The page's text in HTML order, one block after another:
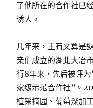
了他所在的合作社已
诱人。
几年来，王有文算是
亲们成立的湖北大冶
行8年来，先后被评
家级示范合作社”。
植采摘园、葡萄深加